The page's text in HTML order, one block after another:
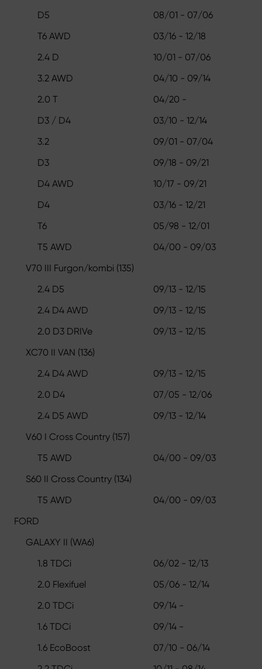
D5
08/01 - 07/06
T6 AWD
03/16 - 12/18
2.4 D
10/01 - 07/06
3.2 AWD
04/10 - 09/14
2.0 T
04/20 -
D3 / D4
03/10 - 12/14
3.2
09/01 - 07/04
D3
09/18 - 09/21
D4 AWD
10/17 - 09/21
D4
03/16 - 12/21
T6
05/98 - 12/01
T5 AWD
04/00 - 09/03
V70 III Furgon/kombi (135)
2.4 D5
09/13 - 12/15
2.4 D4 AWD
09/13 - 12/15
2.0 D3 DRIVe
09/13 - 12/15
XC70 II VAN (136)
2.4 D4 AWD
09/13 - 12/15
2.0 D4
07/05 - 12/06
2.4 D5 AWD
09/13 - 12/14
V60 I Cross Country (157)
T5 AWD
04/00 - 09/03
S60 II Cross Country (134)
T5 AWD
04/00 - 09/03
FORD
GALAXY II (WA6)
1.8 TDCi
06/02 - 12/13
2.0 Flexifuel
05/06 - 12/14
2.0 TDCi
09/14 -
1.6 TDCi
09/14 -
1.6 EcoBoost
07/10 - 06/14